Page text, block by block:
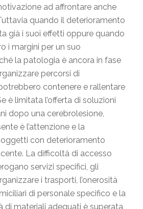
ad affrontare anche
quando il deterioramento
già i suoi effetti oppure quando
i margini per un suo
la patologia è ancora in fase
percorsi di
contenere e rallentare
è limitata l’offerta di soluzioni
dopo una cerebrolesione,
è l’attenzione e la
con deterioramento
La difficoltà di accesso
servizi specifici, gli
i trasporti, l’onerosità
di personale specifico e la
di materiali adeguati è superata